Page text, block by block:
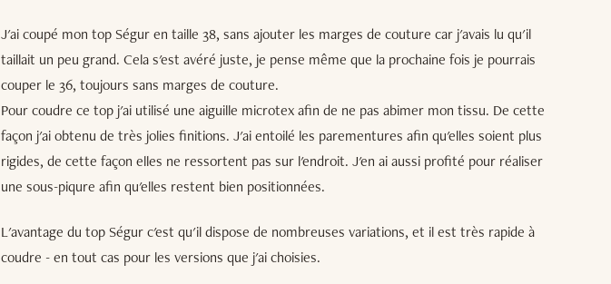
J'ai coupé mon top Ségur en taille 38, sans ajouter les marges de couture car j'avais lu qu'il
taillait un peu grand. Cela s'est avéré juste, je pense même que la prochaine fois je pourrais
couper le 36, toujours sans marges de couture.
Pour coudre ce top j'ai utilisé une aiguille microtex afin de ne pas abimer mon tissu. De cette
façon j'ai obtenu de très jolies finitions. J'ai entoilé les parementures afin qu'elles soient plus
rigides, de cette façon elles ne ressortent pas sur l'endroit. J'en ai aussi profité pour réaliser
une sous-piqure afin qu'elles restent bien positionnées.
L'avantage du top Ségur c'est qu'il dispose de nombreuses variations, et il est très rapide à
coudre - en tout cas pour les versions que j'ai choisies.